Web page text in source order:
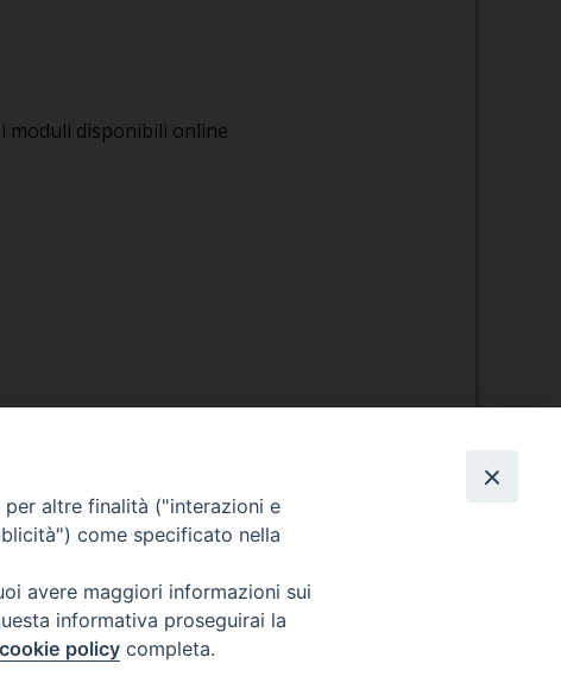
moduli disponibili online
Mercoledì 17.30-19.30
altre finalità ("interazioni e
come specificato nella
avere maggiori informazioni sui
informativa proseguirai la
cookie policy completa.